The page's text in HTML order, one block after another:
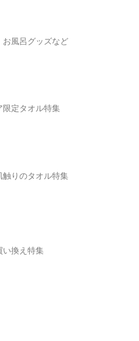
お風呂グッズなど
限定タオル特集
触りのタオル特集
い換え特集